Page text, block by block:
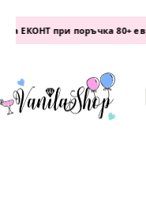
при поръчка 80+ евро